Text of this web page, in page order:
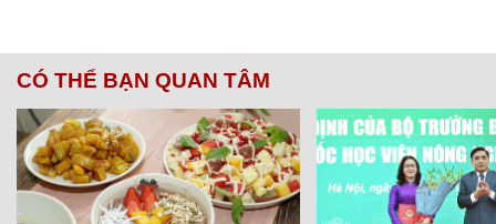
CÓ THỂ BẠN QUAN TÂM